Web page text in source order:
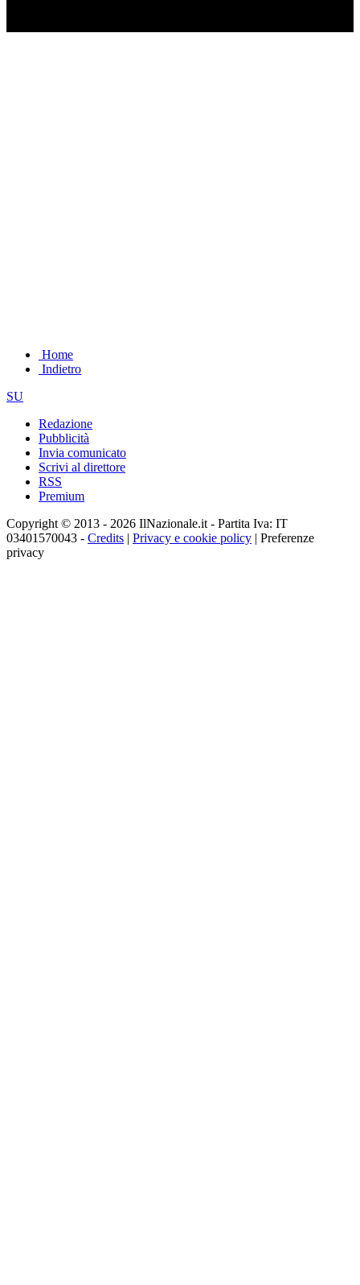
Home
Indietro
SU
Redazione
Pubblicità
Invia comunicato
Scrivi al direttore
RSS
Premium
Copyright © 2013 - 2026 IlNazionale.it - Partita Iva: IT
03401570043 - Credits | Privacy e cookie policy | Preferenze
privacy